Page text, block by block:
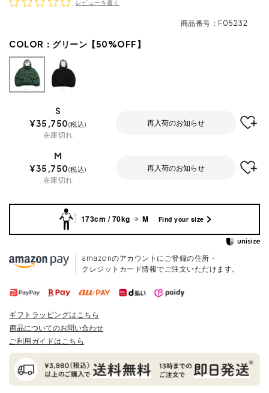
レビューを書く
商品番号 F05232
COLOR： グリーン【50%OFF】
S
¥35,750 税込
在庫切れ
再入荷のお知らせ
M
¥35,750 税込
在庫切れ
再入荷のお知らせ
173cm / 70kg M Find your size
amazonのアカウントにご登録の住所・
クレジットカード情報でご注文いただけます。
ギフトラッピングはこちら
商品についてのお問い合わせ
ご利用ガイドはこちら